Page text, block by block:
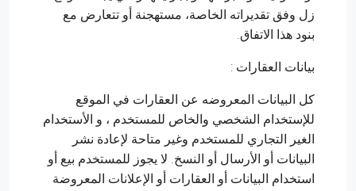
زل وفق تقديراته الخاصة، مستهجنة أو تتعارض مع
بنود هذا الاتفاق.
بيانات العقارات :
كل البيانات المعروضه عن العقارات في الموقع
للإستخدام الشخصي والخاص للمستخدم ، و الأستخدام
الغير التجاري للمستخدم وغير متاحة لإعادة نشر
البيانات أو الأرسال أو النسخ. لا يجوز للمستخدم بيع أو
استخدام البيانات أو العقارات أو الإعلانات المعروضة